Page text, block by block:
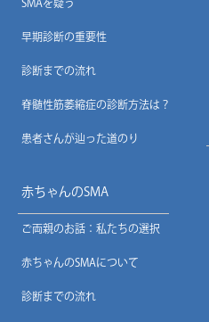
SMAを疑う
早期診断の重要性
診断までの流れ
脊髄性筋萎縮症の診断方法は？
患者さんが辿った道のり
赤ちゃんのSMA
ご両親のお話：私たちの選択
赤ちゃんのSMAについて
診断までの流れ